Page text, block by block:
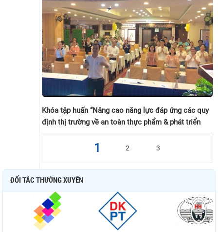
Khóa tập huấn “Nâng cao năng lực đáp ứng các quy
định thị trường về an toàn thực phẩm & phát triển
1 2 3
ĐỐI TÁC THƯỜNG XUYÊN